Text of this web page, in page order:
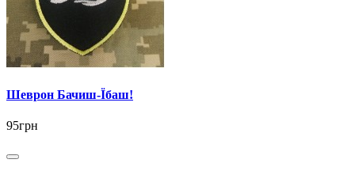
Шеврон Бачиш-Їбаш!
95грн